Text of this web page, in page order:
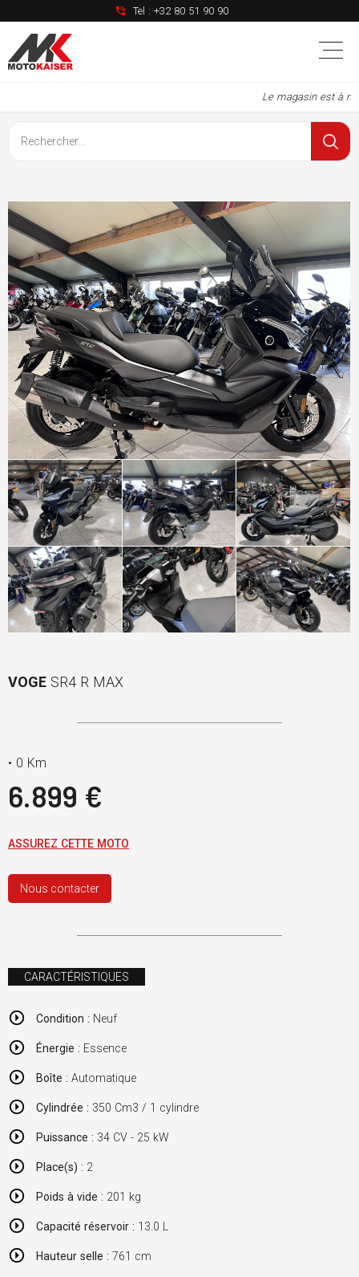
Tel : +32 80 51 90 90
Le magasin est à
VOGE SR4 R MAX
• 0 Km
6.899 €
ASSUREZ CETTE MOTO
Nous contacter
CARACTÉRISTIQUES
Condition : Neuf
Énergie : Essence
Boîte : Automatique
Cylindrée : 350 Cm3 / 1 cylindre
Puissance : 34 CV - 25 kW
Place(s) : 2
Poids à vide : 201 kg
Capacité réservoir : 13.0 L
Hauteur selle : 761 cm